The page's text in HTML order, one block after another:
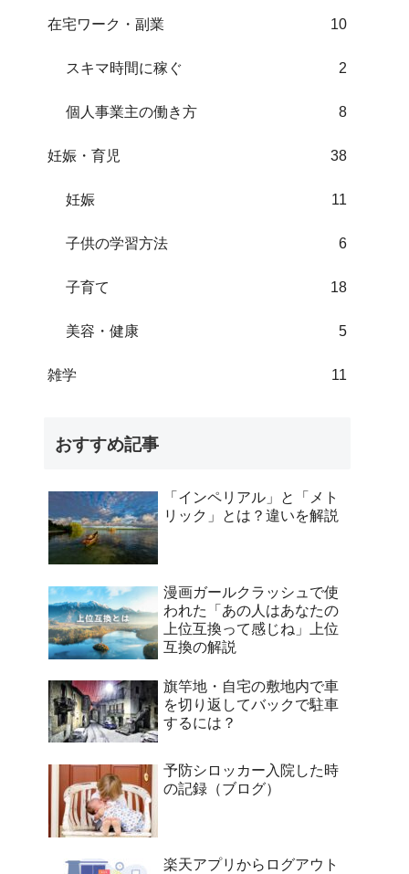
在宅ワーク・副業 10
スキマ時間に稼ぐ 2
個人事業主の働き方 8
妊娠・育児 38
妊娠 11
子供の学習方法 6
子育て 18
美容・健康 5
雑学 11
おすすめ記事
「インペリアル」と「メト
リック」とは？違いを解説
漫画ガールクラッシュで使
われた「あの人はあなたの
上位互換って感じね」上位
互換の解説
旗竿地・自宅の敷地内で車
を切り返してバックで駐車
するには？
予防シロッカー入院した時
の記録（ブログ）
楽天アプリからログアウト